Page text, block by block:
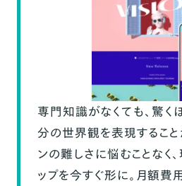
専門知識がなくても、驚く
分の世界観を表現すること
ンの難しさに悩むことなく
ップを今すぐ形に。月額費